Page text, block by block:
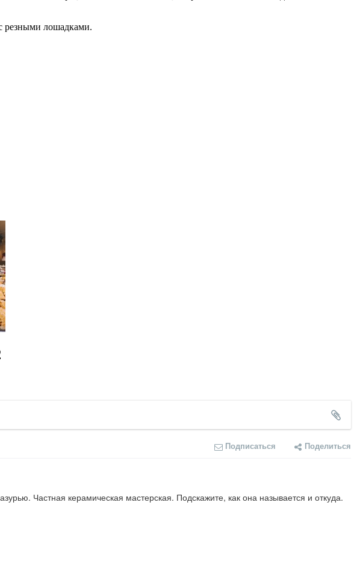
резными лошадками.
Подписаться Поделиться
Частная керамическая мастерская. Подскажите, как она называется и откуда.